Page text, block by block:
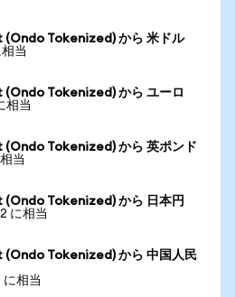
Tokenized) から 米ドル
当
Tokenized) から ユーロ
相当
Tokenized) から 英ポンド
当
Tokenized) から 日本円
に相当
Tokenized) から 中国人民
に相当